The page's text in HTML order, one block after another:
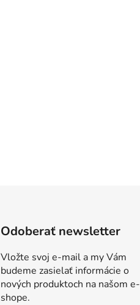
Odoberať newsletter
Vložte svoj e-mail a my Vám
budeme zasielať informácie o
nových produktoch na našom e-
shope.